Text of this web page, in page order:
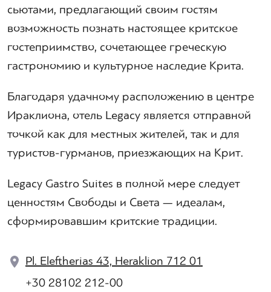
сьютами, предлагающий своим гостям
возможность познать настоящее критское
гостеприимство, сочетающее греческую
гастрономию и культурное наследие Крита.
Благодаря удачному расположению в центре
Ираклиона, отель Legacy является отправной
точкой как для местных жителей, так и для
туристов-гурманов, приезжающих на Крит.
Legacy Gastro Suites в полной мере следует
ценностям Свободы и Света — идеалам,
сформировавшим критские традиции.
Pl. Eleftherias 43, Heraklion 712 01
+30 28102 212-00